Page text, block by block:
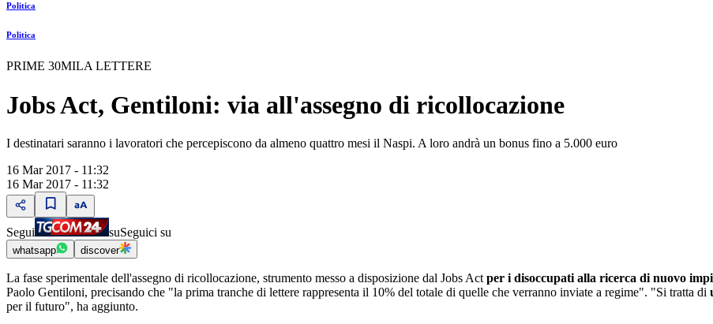
Politica
Politica
PRIME 30MILA LETTERE
Jobs Act, Gentiloni: via all'assegno di ricollocazione
I destinatari saranno i lavoratori che percepiscono da almeno quattro mesi il Naspi. A loro andrà un bonus fino a 5.000 euro
16 Mar 2017 - 11:32
16 Mar 2017 - 11:32
Segui suSeguici su
whatsapp discover
La fase sperimentale dell'assegno di ricollocazione, strumento messo a disposizione dal Jobs Act per i disoccupati alla ricerca di nuovo
Paolo Gentiloni, precisando che "la prima tranche di lettere rappresenta il 10% del totale di quelle che verranno inviate a regime". "Si tratta di
per il futuro", ha aggiunto.